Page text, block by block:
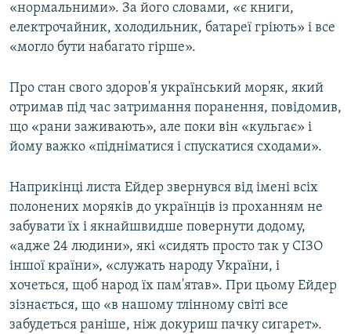
«нормальними». За його словами, «є книги,
електрочайник, холодильник, батареї гріють» і все
«могло бути набагато гірше».
Про стан свого здоров'я український моряк, який
отримав під час затримання поранення, повідомив,
що «рани заживають», але поки він «кульгає» і
йому важко «підніматися і спускатися сходами».
Наприкінці листа Ейдер звернувся від імені всіх
полонених моряків до українців із проханням не
забувати їх і якнайшвидше повернути додому,
«адже 24 людини», які «сидять просто так у СІЗО
іншої країни», «служать народу України, і
хочеться, щоб народ їх пам'ятав». При цьому Ейдер
зізнається, що «в нашому тлінному світі все
забудеться раніше, ніж докуриш пачку сигарет».